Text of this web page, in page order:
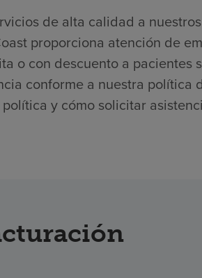
de alta calidad a
proporciona atención de
o con descuento a pacientes
conforme a nuestra política
y cómo solicitar